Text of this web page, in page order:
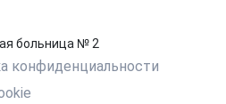
больница № 2
конфиденциальности